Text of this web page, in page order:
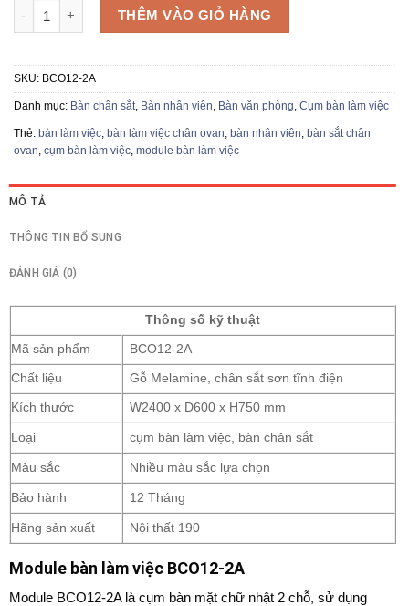
Module bàn làm việc BCO12-2A số lượng
THÊM VÀO GIỎ HÀNG
SKU: BCO12-2A
Danh mục: Bàn chân sắt Bàn nhân viên Bàn văn phòng Cụm bàn làm việc
Thẻ: bàn làm việc bàn làm việc chân ovan bàn nhân viên bàn sắt chân
ovan cụm bàn làm việc module bàn làm việc
MÔ TẢ
THÔNG TIN BỔ SUNG
ĐÁNH GIÁ (0)
Thông số kỹ thuật
Mã sản phẩm BCO12-2A
Chất liệu Gỗ Melamine, chân sắt sơn tĩnh điện
Kích thước W2400 x D600 x H750 mm
Loại cụm bàn làm việc, bàn chân sắt
Màu sắc Nhiều màu sắc lựa chọn
Bảo hành 12 Tháng
Hãng sản xuất Nội thất 190
Module bàn làm việc BCO12-2A
Module BCO12-2A là cụm bàn mặt chữ nhật 2 chỗ, sử dụng